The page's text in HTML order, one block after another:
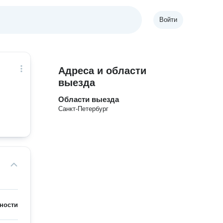
Войти
Адреса и области
выезда
Области выезда
Санкт-Петербург